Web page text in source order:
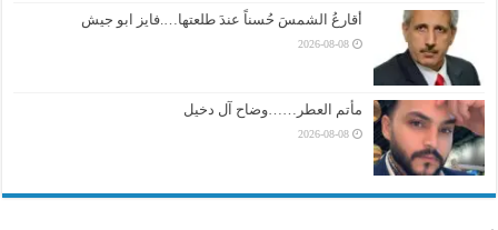
أقارعُ الشمسَ حُسناً عندَ طلعتها….فايز ابو جيش
2026-08-08
مأتم العطر……وضاح آل دخيل
2026-08-08